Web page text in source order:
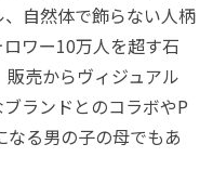
自然体で飾らない人柄
ワー10万人を超す石
売からヴィジュアル
ランドとのコラボやP
なる男の子の母でもあ